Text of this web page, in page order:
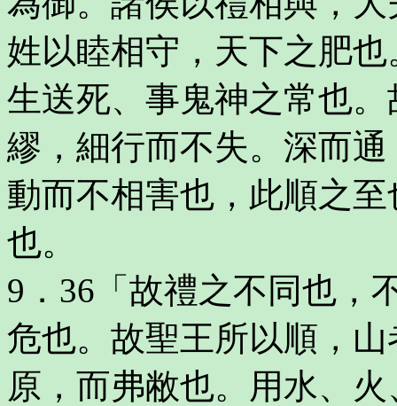
姓以睦相守，天下之肥
生送死、事鬼神之常也
繆，細行而不失。深而
動而不相害也，此順之
也。
9．36「故禮之不同也，
危也。故聖王所以順，
原，而弗敝也。用水、